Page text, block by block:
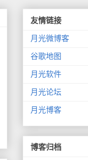
友情链接
月光微博客
谷歌地图
月光软件
月光论坛
月光博客
博客归档